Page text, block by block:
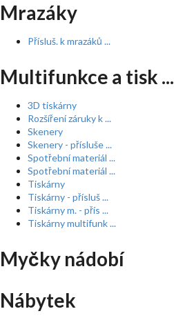
Mrazáky
Přísluš. k mrazáků ...
Multifunkce a tisk ...
3D tiskárny
Rozšíření záruky k ...
Skenery
Skenery - přísluše ...
Spotřební materiál ...
Spotřební materiál ...
Tiskárny
Tiskárny - přísluš ...
Tiskárny m. - přís ...
Tiskárny multifunk ...
Myčky nádobí
Nábytek